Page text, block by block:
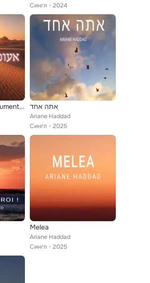
Сингл
2024
אעופה אשכונה (Instrumental) אתה אחד
Ariane Haddad
Сингл
2025
Melea
Ariane Haddad
Сингл
2025